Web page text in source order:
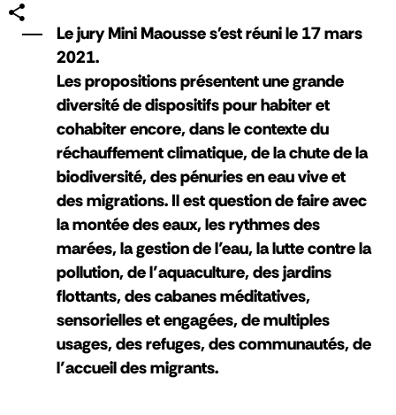
Le jury Mini Maousse s'est réuni le 17 mars
2021.
Les propositions présentent une grande
diversité de dispositifs pour habiter et
cohabiter encore, dans le contexte du
réchauffement climatique, de la chute de la
biodiversité, des pénuries en eau vive et
des migrations. Il est question de faire avec
la montée des eaux, les rythmes des
marées, la gestion de l’eau, la lutte contre la
pollution, de l’aquaculture, des jardins
flottants, des cabanes méditatives,
sensorielles et engagées, de multiples
usages, des refuges, des communautés, de
l’accueil des migrants.